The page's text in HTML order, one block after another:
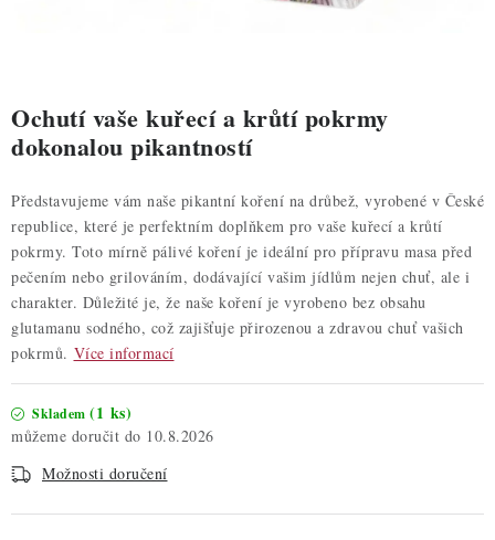
ZNAČKY
Hodnocení obchodu
Blog
Moje objednávka
Podmínky ochrany osobních údajů
Ochutí vaše kuřecí a krůtí pokrmy
dokonalou pikantností
Představujeme vám naše pikantní koření na drůbež, vyrobené v České
republice, které je perfektním doplňkem pro vaše kuřecí a krůtí
pokrmy. Toto mírně pálivé koření je ideální pro přípravu masa před
pečením nebo grilováním, dodávající vašim jídlům nejen chuť, ale i
charakter. Důležité je, že naše koření je vyrobeno bez obsahu
glutamanu sodného, což zajišťuje přirozenou a zdravou chuť vašich
pokrmů. Více informací
Skladem (1 ks)
10.8.2026
Možnosti doručení